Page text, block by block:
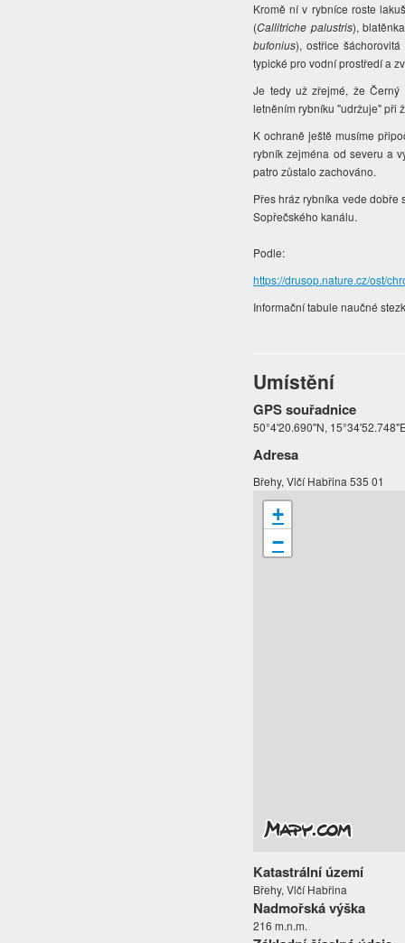
Kromě ní v rybníce roste
(Callitriche palustris),
bufonius), ostřice šáchorovitá
typické pro vodní prostředí a
Je tedy už zřejmé, že
letněním rybníku "udržuje" při
K ochraně ještě musíme
rybník zejména od severu a
patro zůstalo zachováno.
Přes hráz rybníka vede
Sopřečského kanálu.
Podle:
https://drusop.nature.cz/ost/
Informační tabule naučné
Umístění
GPS souřadnice
50°4'20.690"N,
Adresa
Břehy, Vlčí Habřina 535 01
+
−
Katastrální území
Břehy, Vlčí Habřina
Nadmořská výška
216 m.n.m.